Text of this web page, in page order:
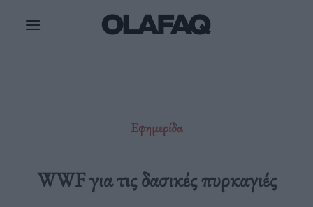
Εφημερίδα
WWF για τις δασικές πυρκαγιές